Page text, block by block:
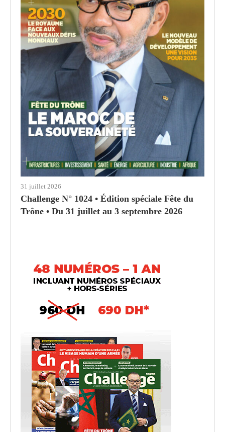
31 juillet 2026
Challenge N° 1024 • Édition spéciale Fête du
Trône • Du 31 juillet au 3 septembre 2026